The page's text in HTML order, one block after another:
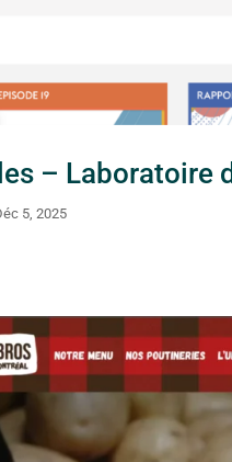
– Laboratoire
5, 2025